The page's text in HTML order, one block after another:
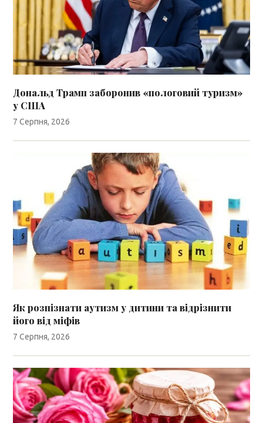
Дональд Трамп заборонив «пологовий туризм»
у США
7 Серпня, 2026
Як розпізнати аутизм у дитини та відрізнити
його від міфів
7 Серпня, 2026